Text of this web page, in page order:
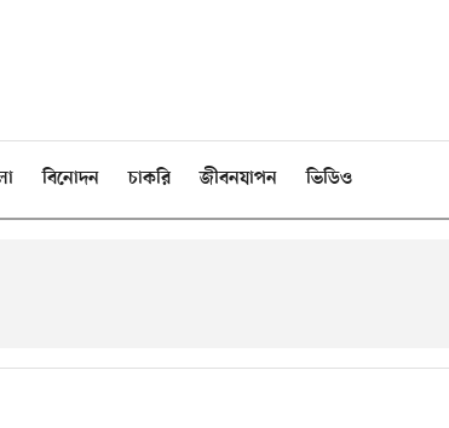
বিনোদন চাকরি জীবনযাপন ভিডিও